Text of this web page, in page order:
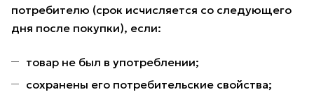
потребителю (срок исчисляется со следующего
дня после покупки), если:
товар не был в употреблении;
сохранены его потребительские свойства;